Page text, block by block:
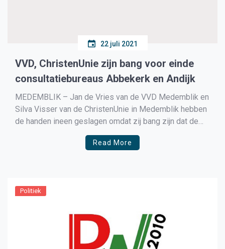
22 juli 2021
VVD, ChristenUnie zijn bang voor einde
consultatiebureaus Abbekerk en Andijk
MEDEMBLIK – Jan de Vries van de VVD Medemblik en
Silva Visser van de ChristenUnie in Medemblik hebben
de handen ineen geslagen omdat zij bang zijn dat de
tijdelijke sluiting van de consultatiebureaus in Abbekerk
en Andijk nog wel eens een definitieve sluiting kunnen
Read More
Politiek